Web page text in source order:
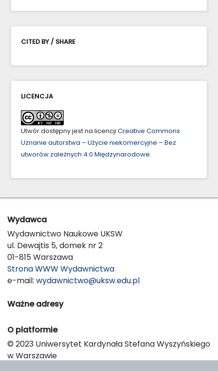
CITED BY / SHARE
LICENCJA
Utwór dostępny jest na licencji Creative Commons
Uznanie autorstwa – Użycie niekomercyjne – Bez
utworów zależnych 4.0 Międzynarodowe.
Wydawca
Wydawnictwo Naukowe UKSW
ul. Dewajtis 5, domek nr 2
01-815 Warszawa
Strona WWW Wydawnictwa
e-mail: wydawnictwo@uksw.edu.pl
Ważne adresy
O platformie
© 2023 Uniwersytet Kardynała Stefana Wyszyńskiego
w Warszawie